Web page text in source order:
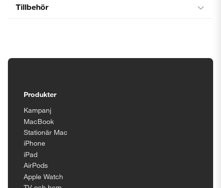
Tillbehör
Produkter
Kampanj
MacBook
Stationär Mac
iPhone
iPad
AirPods
Apple Watch